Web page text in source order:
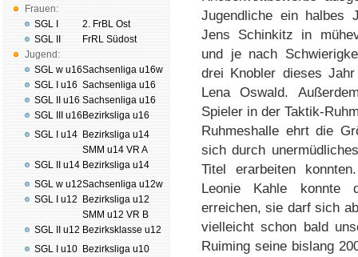
Frauen:
SGL I
SGL II
Jugend:
SGL w u16
SGL I u16
SGL II u16
SGL III u16
SGL I u14
SGL II u14
SGL w u12
SGL I u12
SGL II u12
SGL I u10
2. FrBL Ost
FrRL Südost
Sachsenliga u16w
Sachsenliga u16
Sachsenliga u16
Bezirksliga u16
Bezirksliga u14
SMM u14 VR A
Bezirksliga u14
Sachsenliga u12w
Bezirksliga u12
SMM u12 VR B
Bezirksklasse u12
Bezirksliga u10
Jugendliche ein halbes
Jens Schinkitz in
und je nach
drei Knobler dieses
Lena Oswald.
Spieler in der Taktik-
Ruhmeshalle ehrt die
sich durch
Titel erarbeiten
Leonie Kahle konnte
erreichen, sie darf sich
vielleicht schon bald
Ruiming seine bislang